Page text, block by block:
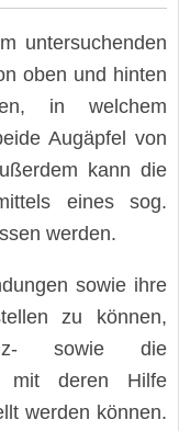
untersuchenden
oben und hinten
in welchem
Augäpfel von
kann die
eines sog.
werden.
sowie ihre
zu können,
sowie die
mit deren Hilfe
werden können.